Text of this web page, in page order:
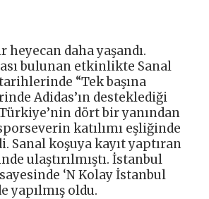
heyecan daha yaşandı.
bulunan etkinlikte Sanal
“Tek başına
Adidas’ın desteklediği
dört bir yanından
katılımı eşliğinde
Sanal koşuya kayıt yaptıran
ulaştırılmıştı. İstanbul
‘N Kolay İstanbul
yapılmış oldu.